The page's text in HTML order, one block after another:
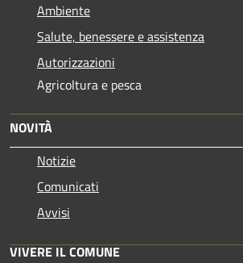
Ambiente
Salute, benessere e assistenza
Autorizzazioni
Agricoltura e pesca
NOVITÀ
Notizie
Comunicati
Avvisi
VIVERE IL COMUNE